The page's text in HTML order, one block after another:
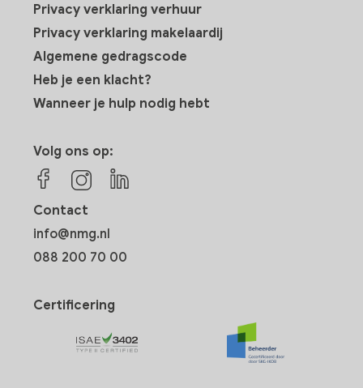
Privacy verklaring verhuur
Privacy verklaring makelaardij
Algemene gedragscode
Heb je een klacht?
Wanneer je hulp nodig hebt
Volg ons op:
Contact
info@nmg.nl
088 200 70 00
Certificering